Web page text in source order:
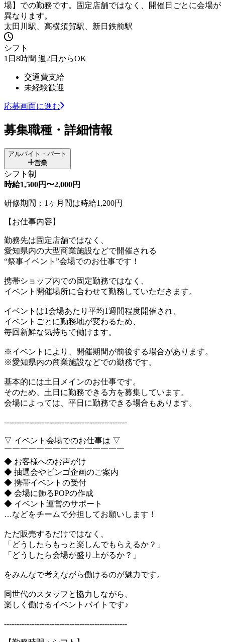
場】での勤務です。固定店舗ではなく、開催日ごとに会場が
異なります。
太田川駅、高横須賀駅、新日鉄前駅
シフト
1日8時間 週2日からOK
交通費支給
未経験歓迎
応募画面に進む
募集職種・詳細情報
アルバイト・パート
営業
シフト制
時給1,500円〜2,000円
研修期間：1ヶ月間は時給1,200円
【お仕事内容】
勤務先は固定店舗ではなく、
愛知県内の大型商業施設などで開催される
“祭事イベント”会場でのお仕事です！
携帯ショップ内での固定勤務ではなく、
イベント開催場所に合わせて勤務していただきます。
イベントは1会場あたり平均1週間程度開催され、
イベントごとに勤務地が変わるため、
毎回新鮮な気持ちで働けます。
※イベントにより、開催期間が前後する場合があります。
※愛知県内の商業施設などでの勤務です。
基本的には土日メインのお仕事です。
そのため、土日に勤務できる方を募集しています。
会場によっては、平日に勤務できる場合もあります。
-------------------------------------------------
▽ イベント会場でのお仕事は ▽
￣￣￣￣￣￣￣￣￣￣￣￣￣￣￣
◆ お客様へのお声がけ
◆ 抽選会やビンゴ企画のご案内
◆ 携帯イベントの受付
◆ 会場に飾るPOPの作成
◆ イベント運営のサポート
…などをチームで分担してお願いします！
ただ販売するだけではなく、
「どうしたらもっと楽しんでもらえるか？」
「どうしたら会場が盛り上がるか？」
をみんなで考えながら働けるのが魅力です。
同世代のスタッフと協力しながら、
楽しく働けるイベントバイトです♪
-------------------------------------------------